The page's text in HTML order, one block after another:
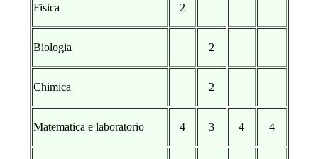
Fisica 2
Biologia 2
Chimica 2
Matematica e laboratorio 4 3 4 4